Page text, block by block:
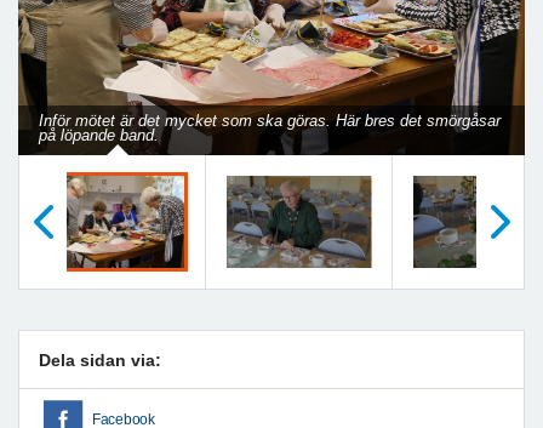
Inför mötet är det mycket som ska göras. Här bres det smörgåsar
på löpande band.
Previous Next
Dela sidan via:
Facebook